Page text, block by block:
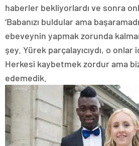
haberler bekliyorlardı ve sonra
‘Babanızı buldular ama
ebeveynin yapmak zorunda
şey. Yürek parçalayıcıydı, o onlar
Herkesi kaybetmek zordur ama
edemedik.